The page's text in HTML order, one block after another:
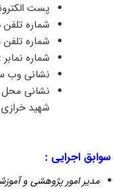
پست الکترونیکی :
شماره تلفن مستقیم : 44787666-
شماره تلفن داخلی :
شماره نمابر : 44787660-021
نشانی وب سایت :
نشانی محل کار :
شهید خرازی ،
:
پژوهشی و آموزشی پژوهشکده